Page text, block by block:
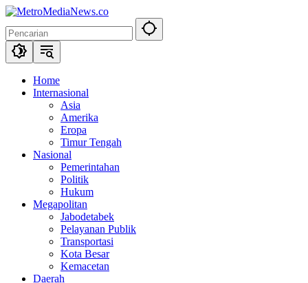
Langsung
konten
Home
Internasional
Asia
Amerika
Eropa
Timur Tengah
Nasional
Pemerintahan
Politik
Hukum
Megapolitan
Jabodetabek
Pelayanan Publik
Transportasi
Kota Besar
Kemacetan
Daerah